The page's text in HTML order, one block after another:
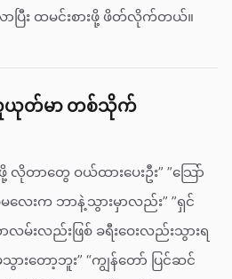
ပြီး ထမင်းစားဖို့ ဖိတ်လိုက်တယ်။
လူယုတ်မာ တစ်သိုက်
လိုတာတွေ ဝယ်ထားပေးဦး” ”သြော်
ေးက ဘာနဲ့သွားမှာလည်း” ”ရှင်
လမ်းလည်းဖြစ် ခရီးဝေးလည်းသွားရ
းတော့ဘူး” “ကျွန်တော် ပြင်ဆင်